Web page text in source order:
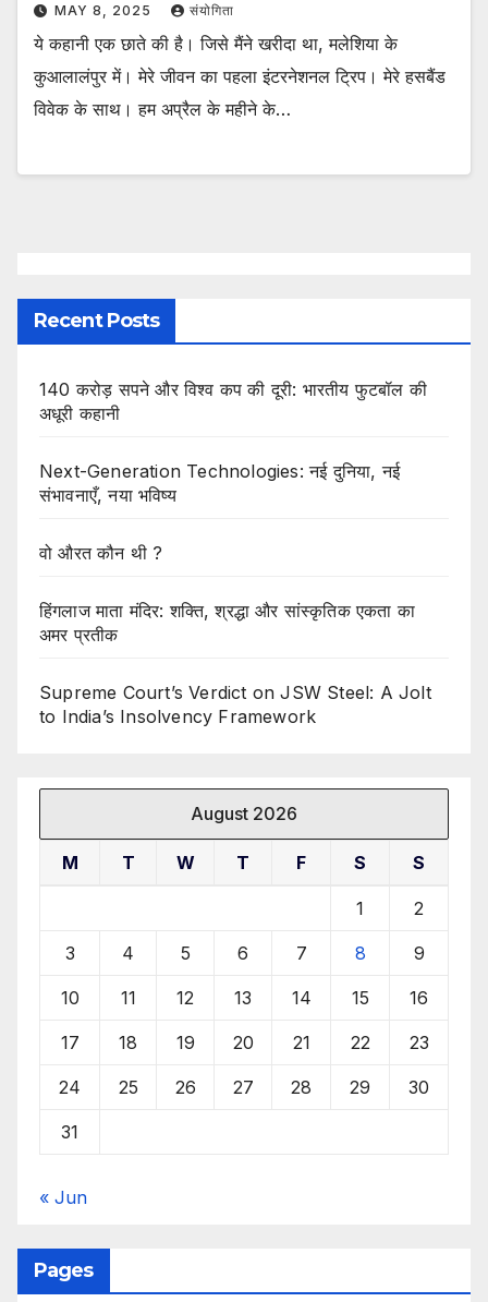
MAY 8, 2025 संयोगिता
ये कहानी एक छाते की है। जिसे मैंने खरीदा था, मलेशिया के
कुआलालंपुर में। मेरे जीवन का पहला इंटरनेशनल ट्रिप। मेरे हसबैंड
विवेक के साथ। हम अप्रैल के महीने के…
Recent Posts
140 करोड़ सपने और विश्व कप की दूरी: भारतीय फुटबॉल की
अधूरी कहानी
Next-Generation Technologies: नई दुनिया, नई
संभावनाएँ, नया भविष्य
वो औरत कौन थी ?
हिंगलाज माता मंदिर: शक्ति, श्रद्धा और सांस्कृतिक एकता का
अमर प्रतीक
Supreme Court’s Verdict on JSW Steel: A Jolt
to India’s Insolvency Framework
August 2026
M T W T F S S
1 2
3 4 5 6 7 8 9
10 11 12 13 14 15 16
17 18 19 20 21 22 23
24 25 26 27 28 29 30
31
« Jun
Pages